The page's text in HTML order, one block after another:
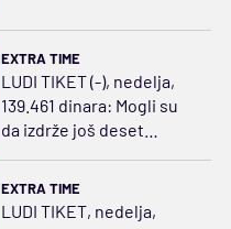
EXTRA TIME
LUDI TIKET (-), nedelja,
139.461 dinara: Mogli su
da izdrže još deset
EXTRA TIME
LUDI TIKET, nedelja,